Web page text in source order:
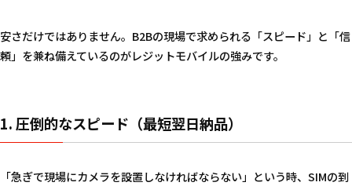
安さだけではありません。B2Bの現場で求められる「スピード」と「信
頼」を兼ね備えているのがレジットモバイルの強みです。
1. 圧倒的なスピード（最短翌日納品）
「急ぎで現場にカメラを設置しなければならない」という時、SIMの到